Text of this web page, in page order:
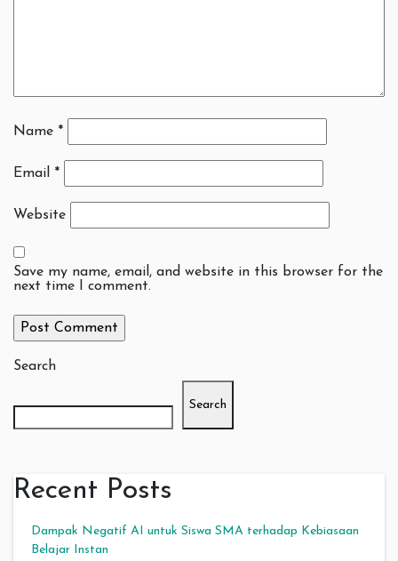
Name *
Email *
Website
Save my name, email, and website in this browser for the
next time I comment.
Search
Search
Recent Posts
Dampak Negatif AI untuk Siswa SMA terhadap Kebiasaan
Belajar Instan